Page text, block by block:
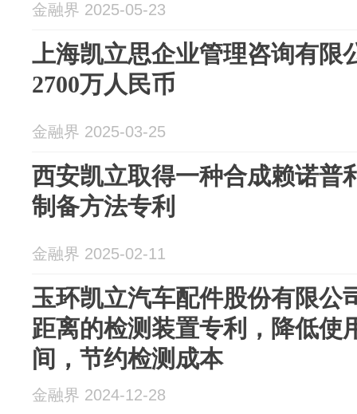
金融界 2025-05-23
上海凯立思企业管理咨询有限
2700万人民币
金融界 2025-03-25
西安凯立取得一种合成赖诺普
制备方法专利
金融界 2025-02-11
玉环凯立汽车配件股份有限公
距离的检测装置专利，降低使
间，节约检测成本
金融界 2024-12-28